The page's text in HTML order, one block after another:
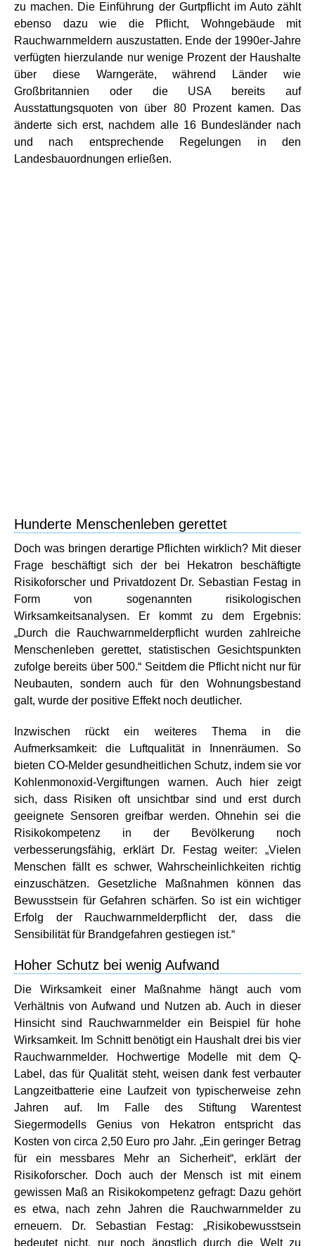
zu machen. Die Einführung der Gurtpflicht im Auto zählt
ebenso dazu wie die Pflicht, Wohngebäude mit
Rauchwarnmeldern auszustatten. Ende der 1990er-Jahre
verfügten hierzulande nur wenige Prozent der Haushalte
über diese Warngeräte, während Länder wie
Großbritannien oder die USA bereits auf
Ausstattungsquoten von über 80 Prozent kamen. Das
änderte sich erst, nachdem alle 16 Bundesländer nach
und nach entsprechende Regelungen in den
Landesbauordnungen erließen.
Hunderte Menschenleben gerettet
Doch was bringen derartige Pflichten wirklich? Mit dieser
Frage beschäftigt sich der bei Hekatron beschäftigte
Risikoforscher und Privatdozent Dr. Sebastian Festag in
Form von sogenannten risikologischen
Wirksamkeitsanalysen. Er kommt zu dem Ergebnis:
„Durch die Rauchwarnmelderpflicht wurden zahlreiche
Menschenleben gerettet, statistischen Gesichtspunkten
zufolge bereits über 500.“ Seitdem die Pflicht nicht nur für
Neubauten, sondern auch für den Wohnungsbestand
galt, wurde der positive Effekt noch deutlicher.
Inzwischen rückt ein weiteres Thema in die
Aufmerksamkeit: die Luftqualität in Innenräumen. So
bieten CO-Melder gesundheitlichen Schutz, indem sie vor
Kohlenmonoxid-Vergiftungen warnen. Auch hier zeigt
sich, dass Risiken oft unsichtbar sind und erst durch
geeignete Sensoren greifbar werden. Ohnehin sei die
Risikokompetenz in der Bevölkerung noch
verbesserungsfähig, erklärt Dr. Festag weiter: „Vielen
Menschen fällt es schwer, Wahrscheinlichkeiten richtig
einzuschätzen. Gesetzliche Maßnahmen können das
Bewusstsein für Gefahren schärfen. So ist ein wichtiger
Erfolg der Rauchwarnmelderpflicht der, dass die
Sensibilität für Brandgefahren gestiegen ist.“
Hoher Schutz bei wenig Aufwand
Die Wirksamkeit einer Maßnahme hängt auch vom
Verhältnis von Aufwand und Nutzen ab. Auch in dieser
Hinsicht sind Rauchwarnmelder ein Beispiel für hohe
Wirksamkeit. Im Schnitt benötigt ein Haushalt drei bis vier
Rauchwarnmelder. Hochwertige Modelle mit dem Q-
Label, das für Qualität steht, weisen dank fest verbauter
Langzeitbatterie eine Laufzeit von typischerweise zehn
Jahren auf. Im Falle des Stiftung Warentest
Siegermodells Genius von Hekatron entspricht das
Kosten von circa 2,50 Euro pro Jahr. „Ein geringer Betrag
für ein messbares Mehr an Sicherheit“, erklärt der
Risikoforscher. Doch auch der Mensch ist mit einem
gewissen Maß an Risikokompetenz gefragt: Dazu gehört
es etwa, nach zehn Jahren die Rauchwarnmelder zu
erneuern. Dr. Sebastian Festag: „Risikobewusstsein
bedeutet nicht, nur noch ängstlich durch die Welt zu